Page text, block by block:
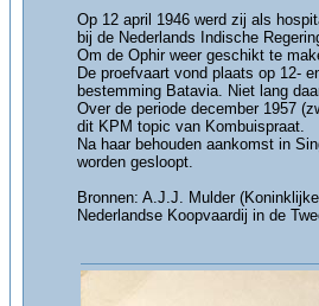
Op 12 april 1946 werd zij als
bij de Nederlands Indische
Om de Ophir weer geschikt te
De proefvaart vond plaats op 12-
bestemming Batavia. Niet lang
Over de periode december 1957
dit KPM topic van Kombuispraat.
Na haar behouden aankomst in
worden gesloopt.
Bronnen: A.J.J. Mulder
Nederlandse Koopvaardij in de